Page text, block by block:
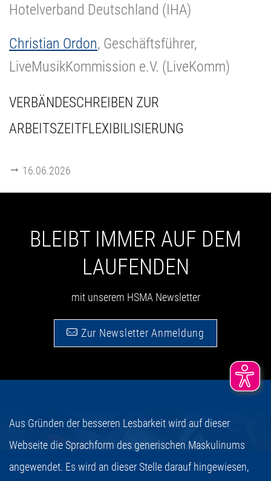
Hotelverband Deutschland (IHA)
Christian Ordon, Geschäftsführer,
LiveMusikKommission e.V. (LiveKomm)
VERBÄNDESCHREIBEN ZUR
ARBEITSZEITFLEXIBILISIERUNG
16.06.2026
BLEIBT IMMER AUF DEM
LAUFENDEN
mit unserem HSMA Newsletter
Zur Newsletter Anmeldung
Aus Gründen der besseren Lesbarkeit wird auf dieser
Webseite die Sprachform des generischen Maskulinums
angewendet. Es wird an dieser Stelle darauf hingewiesen,